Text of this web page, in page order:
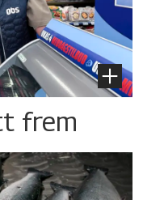
frem